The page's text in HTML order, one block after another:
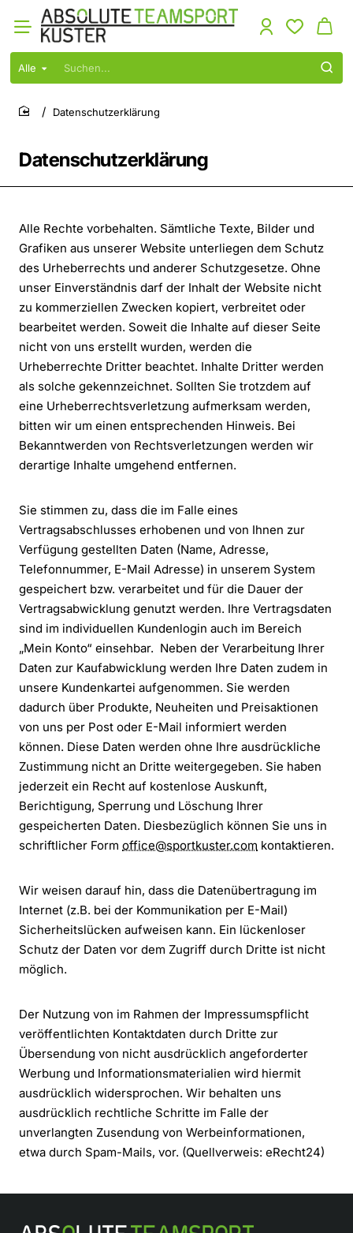
Alle
Suchen...
Datenschutzerklärung
home
Datenschutzerklärung
Alle Rechte vorbehalten. Sämtliche Texte, Bilder und
Grafiken aus unserer Website unterliegen dem Schutz
des Urheberrechts und anderer Schutzgesetze. Ohne
unser Einverständnis darf der Inhalt der Website nicht
zu kommerziellen Zwecken kopiert, verbreitet oder
bearbeitet werden. Soweit die Inhalte auf dieser Seite
nicht von uns erstellt wurden, werden die
Urheberrechte Dritter beachtet. Inhalte Dritter werden
als solche gekennzeichnet. Sollten Sie trotzdem auf
eine Urheberrechtsverletzung aufmerksam werden,
bitten wir um einen entsprechenden Hinweis. Bei
Bekanntwerden von Rechtsverletzungen werden wir
derartige Inhalte umgehend entfernen.
Sie stimmen zu, dass die im Falle eines
Vertragsabschlusses erhobenen und von Ihnen zur
Verfügung gestellten Daten (Name, Adresse,
Telefonnummer, E-Mail Adresse) in unserem System
gespeichert bzw. verarbeitet und für die Dauer der
Vertragsabwicklung genutzt werden. Ihre Vertragsdaten
sind im individuellen Kundenlogin auch im Bereich
„Mein Konto“ einsehbar. Neben der Verarbeitung Ihrer
Daten zur Kaufabwicklung werden Ihre Daten zudem in
unsere Kundenkartei aufgenommen. Sie werden
dadurch über Produkte, Neuheiten und Preisaktionen
von uns per Post oder E-Mail informiert werden
können. Diese Daten werden ohne Ihre ausdrückliche
Zustimmung nicht an Dritte weitergegeben. Sie haben
jederzeit ein Recht auf kostenlose Auskunft,
Berichtigung, Sperrung und Löschung Ihrer
gespeicherten Daten. Diesbezüglich können Sie uns in
schriftlicher Form office@sportkuster.com kontaktieren.
Wir weisen darauf hin, dass die Datenübertragung im
Internet (z.B. bei der Kommunikation per E-Mail)
Sicherheitslücken aufweisen kann. Ein lückenloser
Schutz der Daten vor dem Zugriff durch Dritte ist nicht
möglich.
Der Nutzung von im Rahmen der Impressumspflicht
veröffentlichten Kontaktdaten durch Dritte zur
Übersendung von nicht ausdrücklich angeforderter
Werbung und Informationsmaterialien wird hiermit
ausdrücklich widersprochen. Wir behalten uns
ausdrücklich rechtliche Schritte im Falle der
unverlangten Zusendung von Werbeinformationen,
etwa durch Spam-Mails, vor. (Quellverweis: eRecht24)